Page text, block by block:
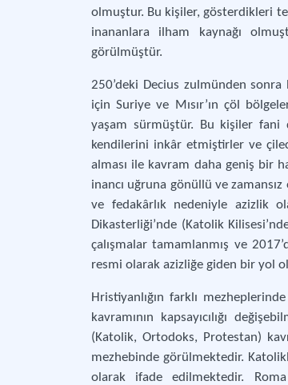
olmuştur. Bu kişiler, gösterdikleri
inananlara ilham kaynağı
görülmüştür.
250’deki Decius zulmünden sonra
için Suriye ve Mısır’ın çöl
yaşam sürmüştür. Bu kişiler fani
kendilerini inkâr etmiştirler ve
alması ile kavram daha geniş bir
inancı uğruna gönüllü ve
ve fedakârlık nedeniyle azizlik
Dikasterliği’nde (Katolik
çalışmalar tamamlanmış ve
resmi olarak azizliğe giden bir yol
Hristiyanlığın farklı
kavramının kapsayıcılığı
(Katolik, Ortodoks, Protestan)
mezhebinde görülmektedir.
olarak ifade edilmektedir.